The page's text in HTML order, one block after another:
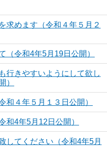
求めます（令和４年５月２
（令和4年5月19日公開）
行きやすいようにして欲し
）
和４年５月１３日公開）
和4年5月12日公開）
してください（令和4年5月